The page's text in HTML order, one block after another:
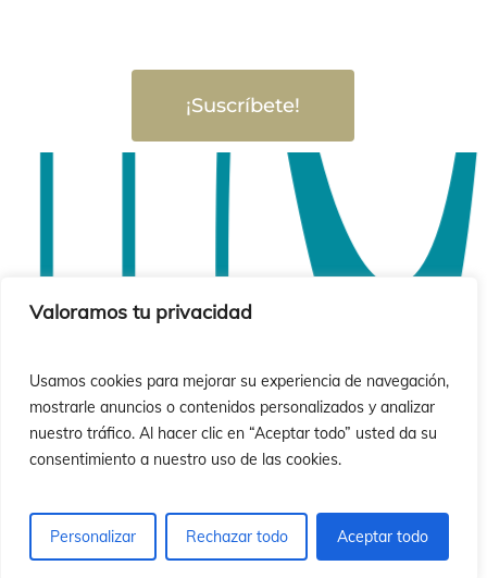
Valoramos tu privacidad
Usamos cookies para mejorar su experiencia de navegación,
mostrarle anuncios o contenidos personalizados y analizar
nuestro tráfico. Al hacer clic en “Aceptar todo” usted da su
consentimiento a nuestro uso de las cookies.
Personalizar Rechazar todo Aceptar todo
¡Suscríbete!